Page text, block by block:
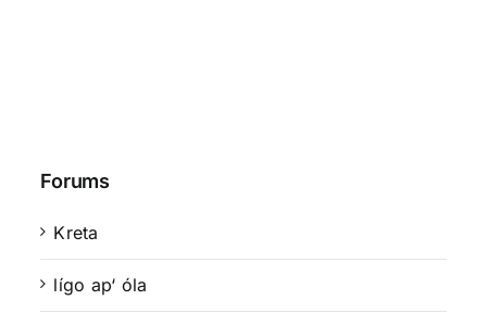
Forums
Kreta
lígo ap‘ óla